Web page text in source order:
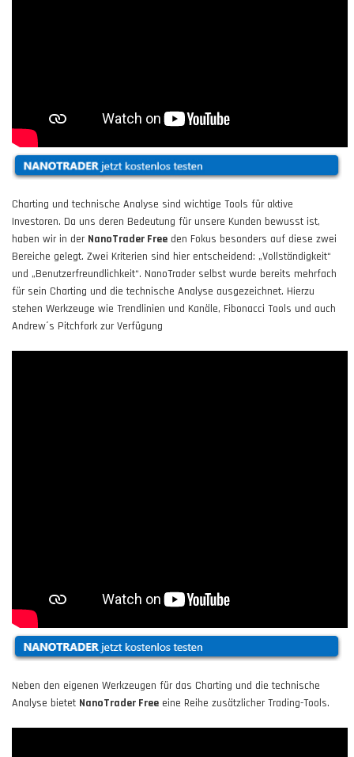
Charting und technische Analyse sind wichtige Tools für aktive
Investoren. Da uns deren Bedeutung für unsere Kunden bewusst ist,
haben wir in der NanoTrader Free den Fokus besonders auf diese zwei
Bereiche gelegt. Zwei Kriterien sind hier entscheidend: „Vollständigkeit“
und „Benutzerfreundlichkeit“. NanoTrader selbst wurde bereits mehrfach
für sein Charting und die technische Analyse ausgezeichnet. Hierzu
stehen Werkzeuge wie Trendlinien und Kanäle, Fibonacci Tools und auch
Andrew´s Pitchfork zur Verfügung
Neben den eigenen Werkzeugen für das Charting und die technische
Analyse bietet NanoTrader Free eine Reihe zusätzlicher Trading-Tools.